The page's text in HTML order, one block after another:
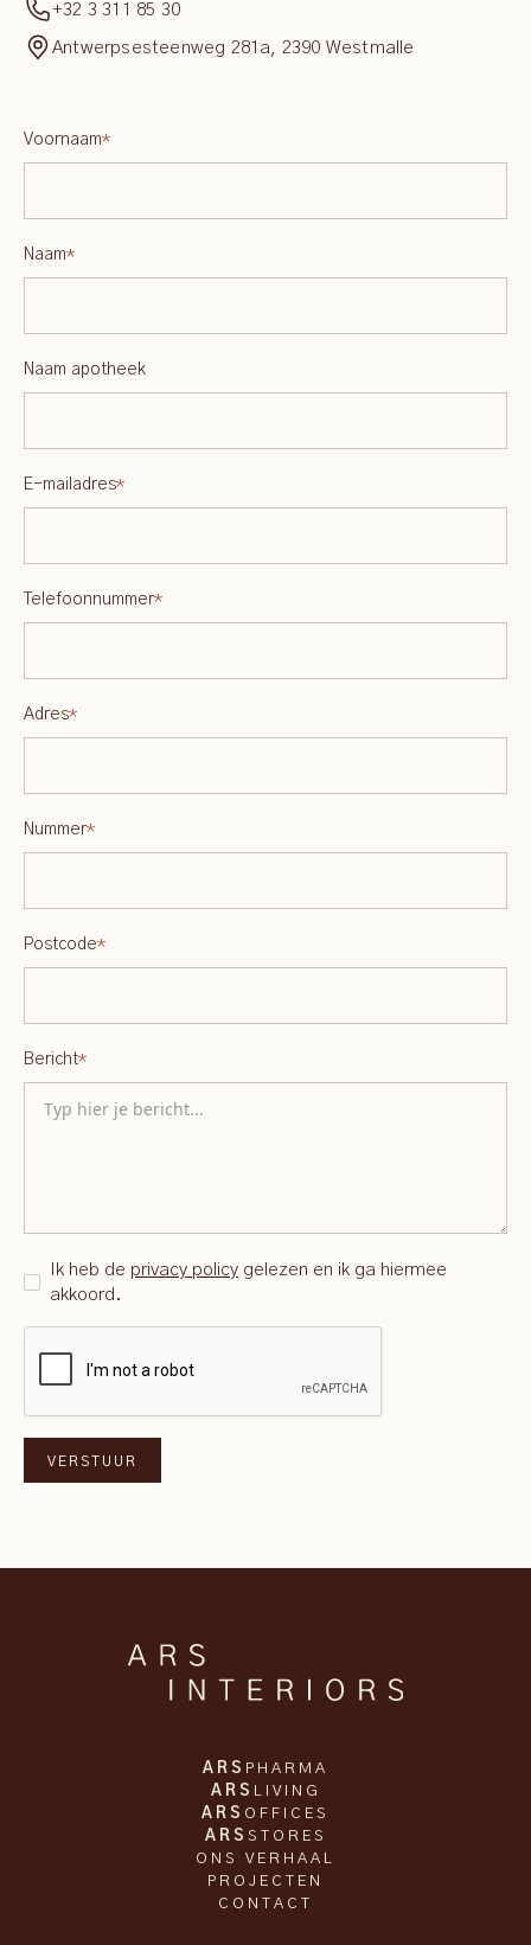
+32 3 311 85 30
Antwerpsesteenweg 281a, 2390 Westmalle
Voornaam*
Naam*
Naam apotheek
E-mailadres*
Telefoonnummer*
Adres*
Nummer*
Postcode*
Bericht*
Ik heb de privacy policy gelezen en ik ga hiermee
akkoord.
ARS PHARMA
ARS LIVING
ARS OFFICES
ARS STORES
ONS VERHAAL
PROJECTEN
CONTACT